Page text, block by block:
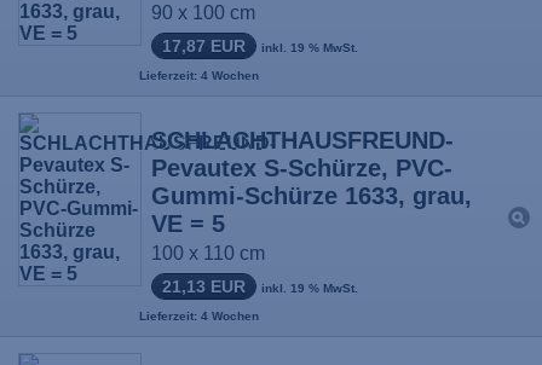
90 x 100 cm
17,87 EUR inkl. 19 % MwSt.
Lieferzeit: 4 Wochen
SCHLACHTHAUSFREUND-
Pevautex S-Schürze, PVC-
Gummi-Schürze 1633, grau,
VE = 5
100 x 110 cm
21,13 EUR inkl. 19 % MwSt.
Lieferzeit: 4 Wochen